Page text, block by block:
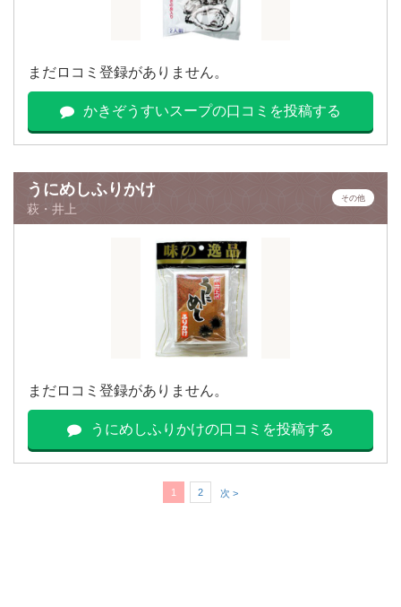
まだロコミ登録がありません。
かきぞうすいスープの口コミを投稿する
うにめしふりかけ
萩・井上
その他
まだロコミ登録がありません。
うにめしふりかけの口コミを投稿する
1 2 次 >